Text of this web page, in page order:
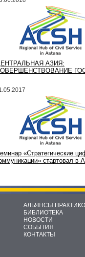
АЗИЯ:
«Стратегические
стартовал в
АЛЬЯНСЫ
БИБЛИОТЕКА
НОВОСТИ
СОБЫТИЯ
КОНТАКТЫ